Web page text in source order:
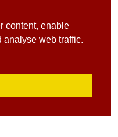
content, enable
analyse web traffic.